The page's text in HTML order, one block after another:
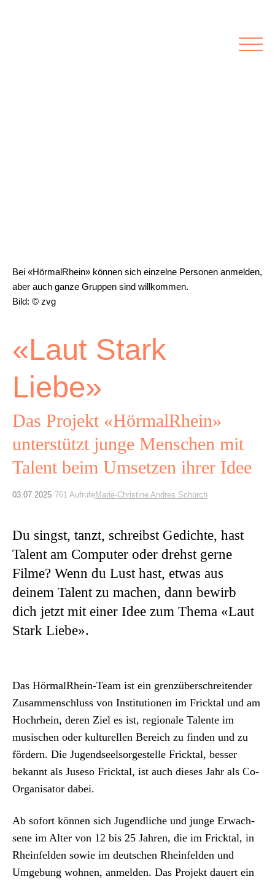
Archiv
ePaper
aktuelle Ausgabe
Suchen
Bei «HörmalRhein» können sich einzelne Personen anmelden,
aber auch ganze Gruppen sind willkommen.
Bild: © zvg
«Laut Stark
Liebe»
Das Projekt «HörmalRhein»
unterstützt junge Menschen mit
Talent beim Umsetzen ihrer Idee
03.07.2025 761 AufrufeMarie-Christine Andres Schürch
Du singst, tanzt, schreibst Gedichte, hast
Talent am Computer oder drehst gerne
Filme? Wenn du Lust hast, etwas aus
deinem Talent zu machen, dann bewirb
dich jetzt mit einer Idee zum Thema «Laut
Stark Liebe».
Das Hör­mal­Rhein-Team ist ein gren­züber­schre­i­t­en­der
Zusam­men­schluss von Insti­tu­tio­nen im Frick­tal und am
Hochrhein, deren Ziel es ist, regionale Tal­ente im
musis­chen oder kul­turellen Bere­ich zu find­en und zu
fördern. Die Jugend­seel­sorgestelle Frick­tal, bess­er
bekan­nt als Jus­eso Frick­tal, ist auch dieses Jahr als Co-
Organ­isator dabei.
Ab sofort kön­nen sich Jugendliche und junge Erwach­
sene im Alter von 12 bis 25 Jahren, die im Frick­tal, in
Rhe­in­felden sowie im deutschen Rhe­in­felden und
Umge­bung wohnen, anmelden. Das Pro­jekt dauert ein